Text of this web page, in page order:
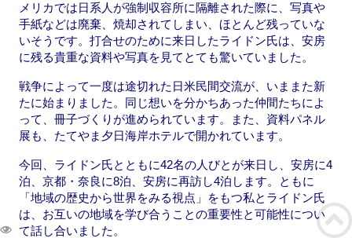
メリカでは日系人が強制収容所に隔離された際に、写真や
手紙などは廃棄、焼却されてしまい、ほとんど残っていな
いそうです。打合せのために来日したライドン氏は、安房
に残る貴重な資料や写真を見てとても驚いていました。
戦争によって一度は途切れた日米民間交流が、いままた新
たに始まりました。同じ想いを分かちあった仲間たちによ
って、冊子づくりが進められています。また、資料パネル
展も、たてやま夕日海岸ホテルで開かれています。
今回、ライドン氏とともに42名の人びとが来日し、安房に4
泊、京都・奈良に8泊、安房に再訪し4泊します。ともに
「地域の歴史から世界をみる視点」をもつ私とライドン氏
は、お互いの地域を学び合うことの重要性と可能性につい
て話し合いました。